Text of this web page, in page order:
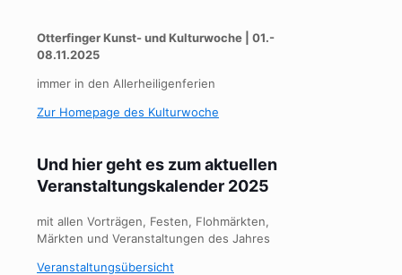
Otterfinger Kunst- und Kulturwoche | 01.-
08.11.2025
immer in den Allerheiligenferien
Zur Homepage des Kulturwoche
Und hier geht es zum aktuellen
Veranstaltungskalender 2025
mit allen Vorträgen, Festen, Flohmärkten,
Märkten und Veranstaltungen des Jahres
Veranstaltungsübersicht